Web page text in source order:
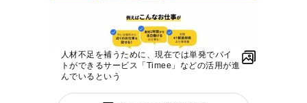
人材不足を補うために、現在では単発でバイ
トができるサービス「Timee」などの活用が進
んでいるという